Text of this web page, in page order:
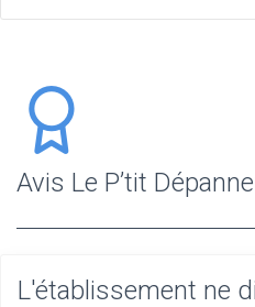
Avis Le P’tit
L'établissement ne